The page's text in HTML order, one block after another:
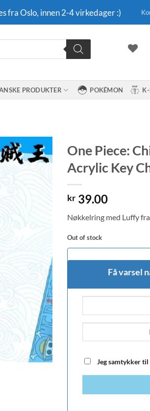
fra Oslo, innen 2-4 virkedager :)
PRODUKTER POKÉMON
One Piece:
Acrylic Key
kr39.00
Nøkkelring med Luffy
Out of stock
Få varsel
Jeg samtykker til